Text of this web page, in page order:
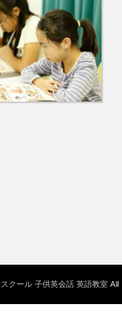
クール 子供英会話 英語教室 All